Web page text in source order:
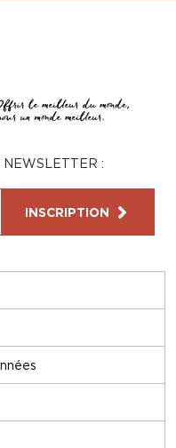
NEWSLETTER :
INSCRIPTION